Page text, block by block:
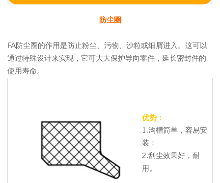
防尘圈
FA防尘圈的作用是防止粉尘、污物、沙粒或细屑进入。这可以
通过特殊设计来实现，它可大大保护导向零件，延长密封件的
使用寿命。
优势：
1.沟槽简单，容易安
装；
2.刮尘效果好，耐
用。